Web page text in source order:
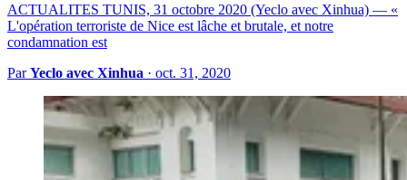
ACTUALITES TUNIS, 31 octobre 2020 (Yeclo avec Xinhua) — «
L'opération terroriste de Nice est lâche et brutale, et notre
condamnation est
ParYeclo avec Xinhua · oct. 31, 2020